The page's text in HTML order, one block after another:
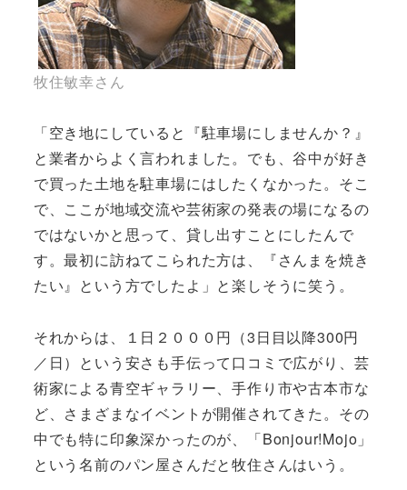
牧住敏幸さん
「空き地にしていると『駐車場にしませんか？』
と業者からよく言われました。でも、谷中が好き
で買った土地を駐車場にはしたくなかった。そこ
で、ここが地域交流や芸術家の発表の場になるの
ではないかと思って、貸し出すことにしたんで
す。最初に訪ねてこられた方は、『さんまを焼き
たい』という方でしたよ」と楽しそうに笑う。
それからは、１日２０００円（3日目以降300円
／日）という安さも手伝って口コミで広がり、芸
術家による青空ギャラリー、手作り市や古本市な
ど、さまざまなイベントが開催されてきた。その
中でも特に印象深かったのが、「Bonjour!Mojo」
という名前のパン屋さんだと牧住さんはいう。